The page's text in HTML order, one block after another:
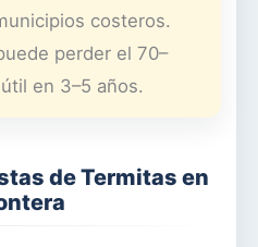
costeros.
perder el 70–
en 3–5 años.
de Termitas en